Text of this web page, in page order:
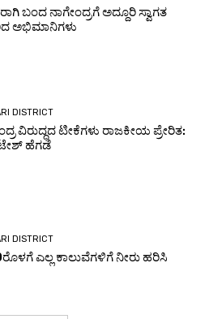
ಬಂದ ನಾಗೇಂದ್ರಗೆ ಅದ್ದೂರಿ ಸ್ವಾಗತ
ಅಭಿಮಾನಿಗಳು
DISTRICT
ವಿರುದ್ಧದ ಟೀಕೆಗಳು ರಾಜಕೀಯ ಪ್ರೇರಿತ:
ಹೆಗಡೆ
DISTRICT
ಎಲ್ಲ ಕಾಲುವೆಗಳಿಗೆ ನೀರು ಹರಿಸಿ